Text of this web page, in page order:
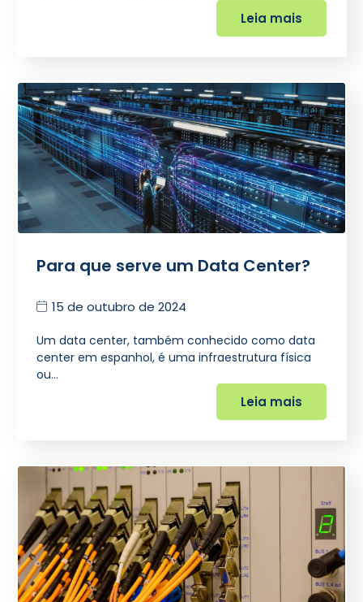
Leia mais
Para que serve um Data Center?
15 de outubro de 2024
Um data center, também conhecido como data
center em espanhol, é uma infraestrutura física
ou…
Leia mais